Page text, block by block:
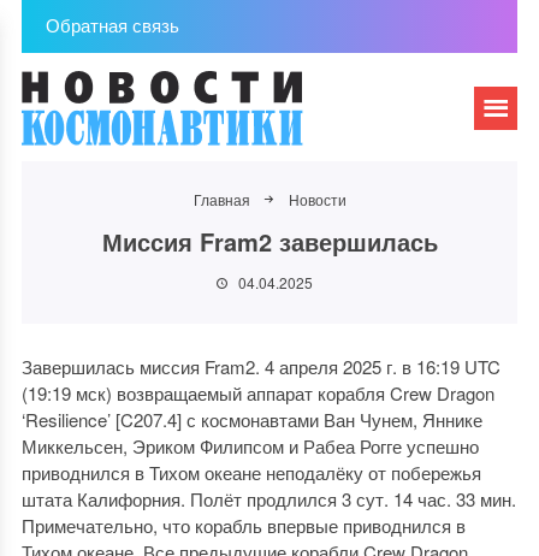
Обратная связь
Главная Новости
Миссия Fram2 завершилась
04.04.2025
Завершилась миссия Fram2. 4 апреля 2025 г. в 16:19 UTC
(19:19 мск) возвращаемый аппарат корабля Crew Dragon
‘Resilience’ [C207.4] с космонавтами Ван Чунем, Яннике
Миккельсен, Эриком Филипсом и Рабеа Рогге успешно
приводнился в Тихом океане неподалёку от побережья
штата Калифорния. Полёт продлился 3 сут. 14 час. 33 мин.
Примечательно, что корабль впервые приводнился в